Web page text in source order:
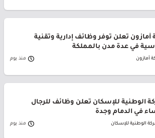
تعلن توفر وظائف إدارية وتقنية
في عدة مدن بالمملكة
أمازون منذ يوم
الوطنية للإسكان تعلن وظائف للرجال
في الدمام وجدة
الوطنية للإسكان منذ يوم